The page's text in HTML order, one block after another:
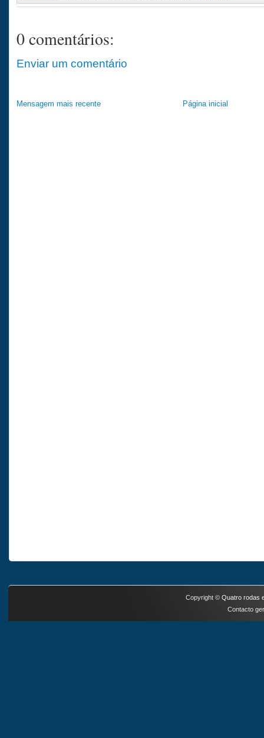
0 comentários:
Enviar um comentário
Mensagem mais recente Página inicial
Copyright © Quatro rodas
Contacto